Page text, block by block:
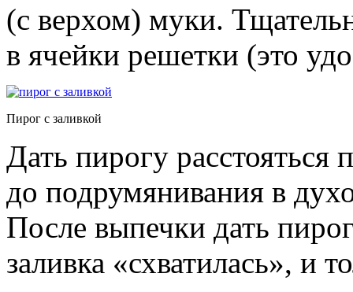
(с верхом) муки.
в ячейки решетки (это
Пирог с заливкой
Дать пирогу
до подрумянивания в
После выпечки дать
заливка «схватилась», и